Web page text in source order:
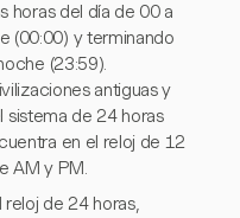
horas del día de 00 a
(00:00) y terminando
(23:59).
antiguas y
sistema de 24 horas
en el reloj de 12
AM y PM.
reloj de 24 horas,